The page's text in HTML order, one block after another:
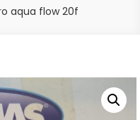
aqua flow 20f